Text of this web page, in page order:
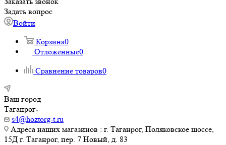
Задать вопрос
Войти
Корзина0
Отложенные0
Сравнение товаров0
Ваш город
Таганрог
s4@hoztorg-t.ru
Адреса наших магазинов : г. Таганрог, Поляковское шоссе,
15Д г. Таганрог, пер. 7 Новый, д. 83